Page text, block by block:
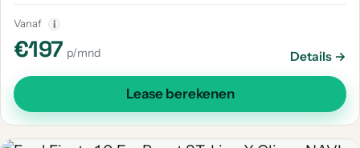
Vanaf i
€197 p/mnd Details →
Lease berekenen